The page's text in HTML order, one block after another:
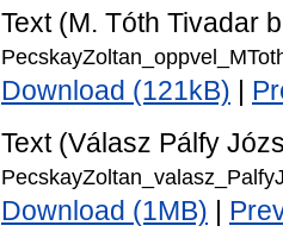
Text (M. Tóth Tivadar
Download (121kB)
Text (Válasz Pálfy
Download (1MB)